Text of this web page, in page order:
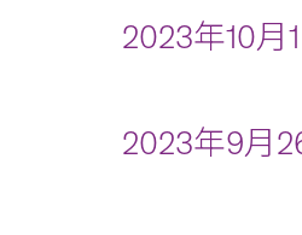
2023年10月
2023年9月